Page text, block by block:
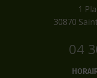
​1
​30870
04